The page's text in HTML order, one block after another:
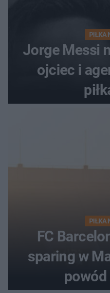
PIŁKA
Jorge Messi
ojciec i
PIŁKA
FC
sparing w